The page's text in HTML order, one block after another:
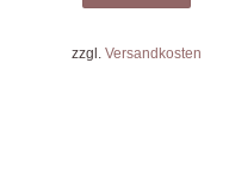
zzgl. Versandkosten